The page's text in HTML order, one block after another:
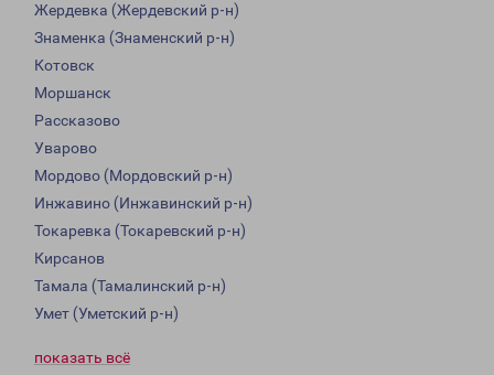
Жердевка (Жердевский р-н)
Знаменка (Знаменский р-н)
Котовск
Моршанск
Рассказово
Уварово
Мордово (Мордовский р-н)
Инжавино (Инжавинский р-н)
Токаревка (Токаревский р-н)
Кирсанов
Тамала (Тамалинский р-н)
Умет (Уметский р-н)
показать всё